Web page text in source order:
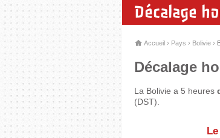
Décalage
Accueil › Pays › Bolivie ›
Décalage
La Bolivie a 5 heures
(DST).